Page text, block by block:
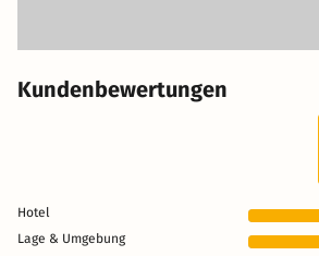
Kundenbewertungen
Hotel
Lage & Umgebung